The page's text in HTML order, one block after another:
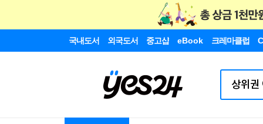
국내도서 외국도서 중고샵 eBook 크레마클럽